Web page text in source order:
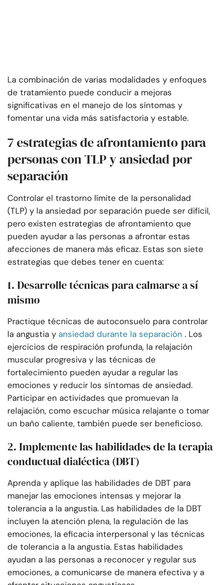
La combinación de varias modalidades y enfoques
de tratamiento puede conducir a mejoras
significativas en el manejo de los síntomas y
fomentar una vida más satisfactoria y estable.
7 estrategias de afrontamiento para
personas con TLP y ansiedad por
separación
Controlar el trastorno límite de la personalidad
(TLP) y la ansiedad por separación puede ser difícil,
pero existen estrategias de afrontamiento que
pueden ayudar a las personas a afrontar estas
afecciones de manera más eficaz. Estas son siete
estrategias que debes tener en cuenta:
1. Desarrolle técnicas para calmarse a sí
mismo
Practique técnicas de autoconsuelo para controlar
la angustia y ansiedad durante la separación . Los
ejercicios de respiración profunda, la relajación
muscular progresiva y las técnicas de
fortalecimiento pueden ayudar a regular las
emociones y reducir los síntomas de ansiedad.
Participar en actividades que promuevan la
relajación, como escuchar música relajante o tomar
un baño caliente, también puede ser beneficioso.
2. Implemente las habilidades de la terapia
conductual dialéctica (DBT)
Aprenda y aplique las habilidades de DBT para
manejar las emociones intensas y mejorar la
tolerancia a la angustia. Las habilidades de la DBT
incluyen la atención plena, la regulación de las
emociones, la eficacia interpersonal y las técnicas
de tolerancia a la angustia. Estas habilidades
ayudan a las personas a reconocer y regular sus
emociones, a comunicarse de manera efectiva y a